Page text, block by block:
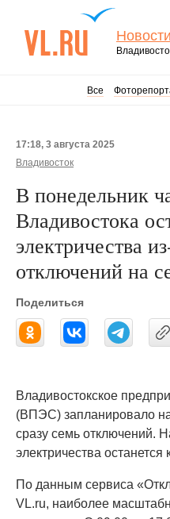
Новости
Все
17:18, 3 августа 2025
Владивосток
В понедельник
Владивостока
электричества
отключений на
Поделиться
Владивостокское
(ВПЭС) запланировало на
сразу семь отключений.
электричества
По данным сервиса
VL.ru, наиболее